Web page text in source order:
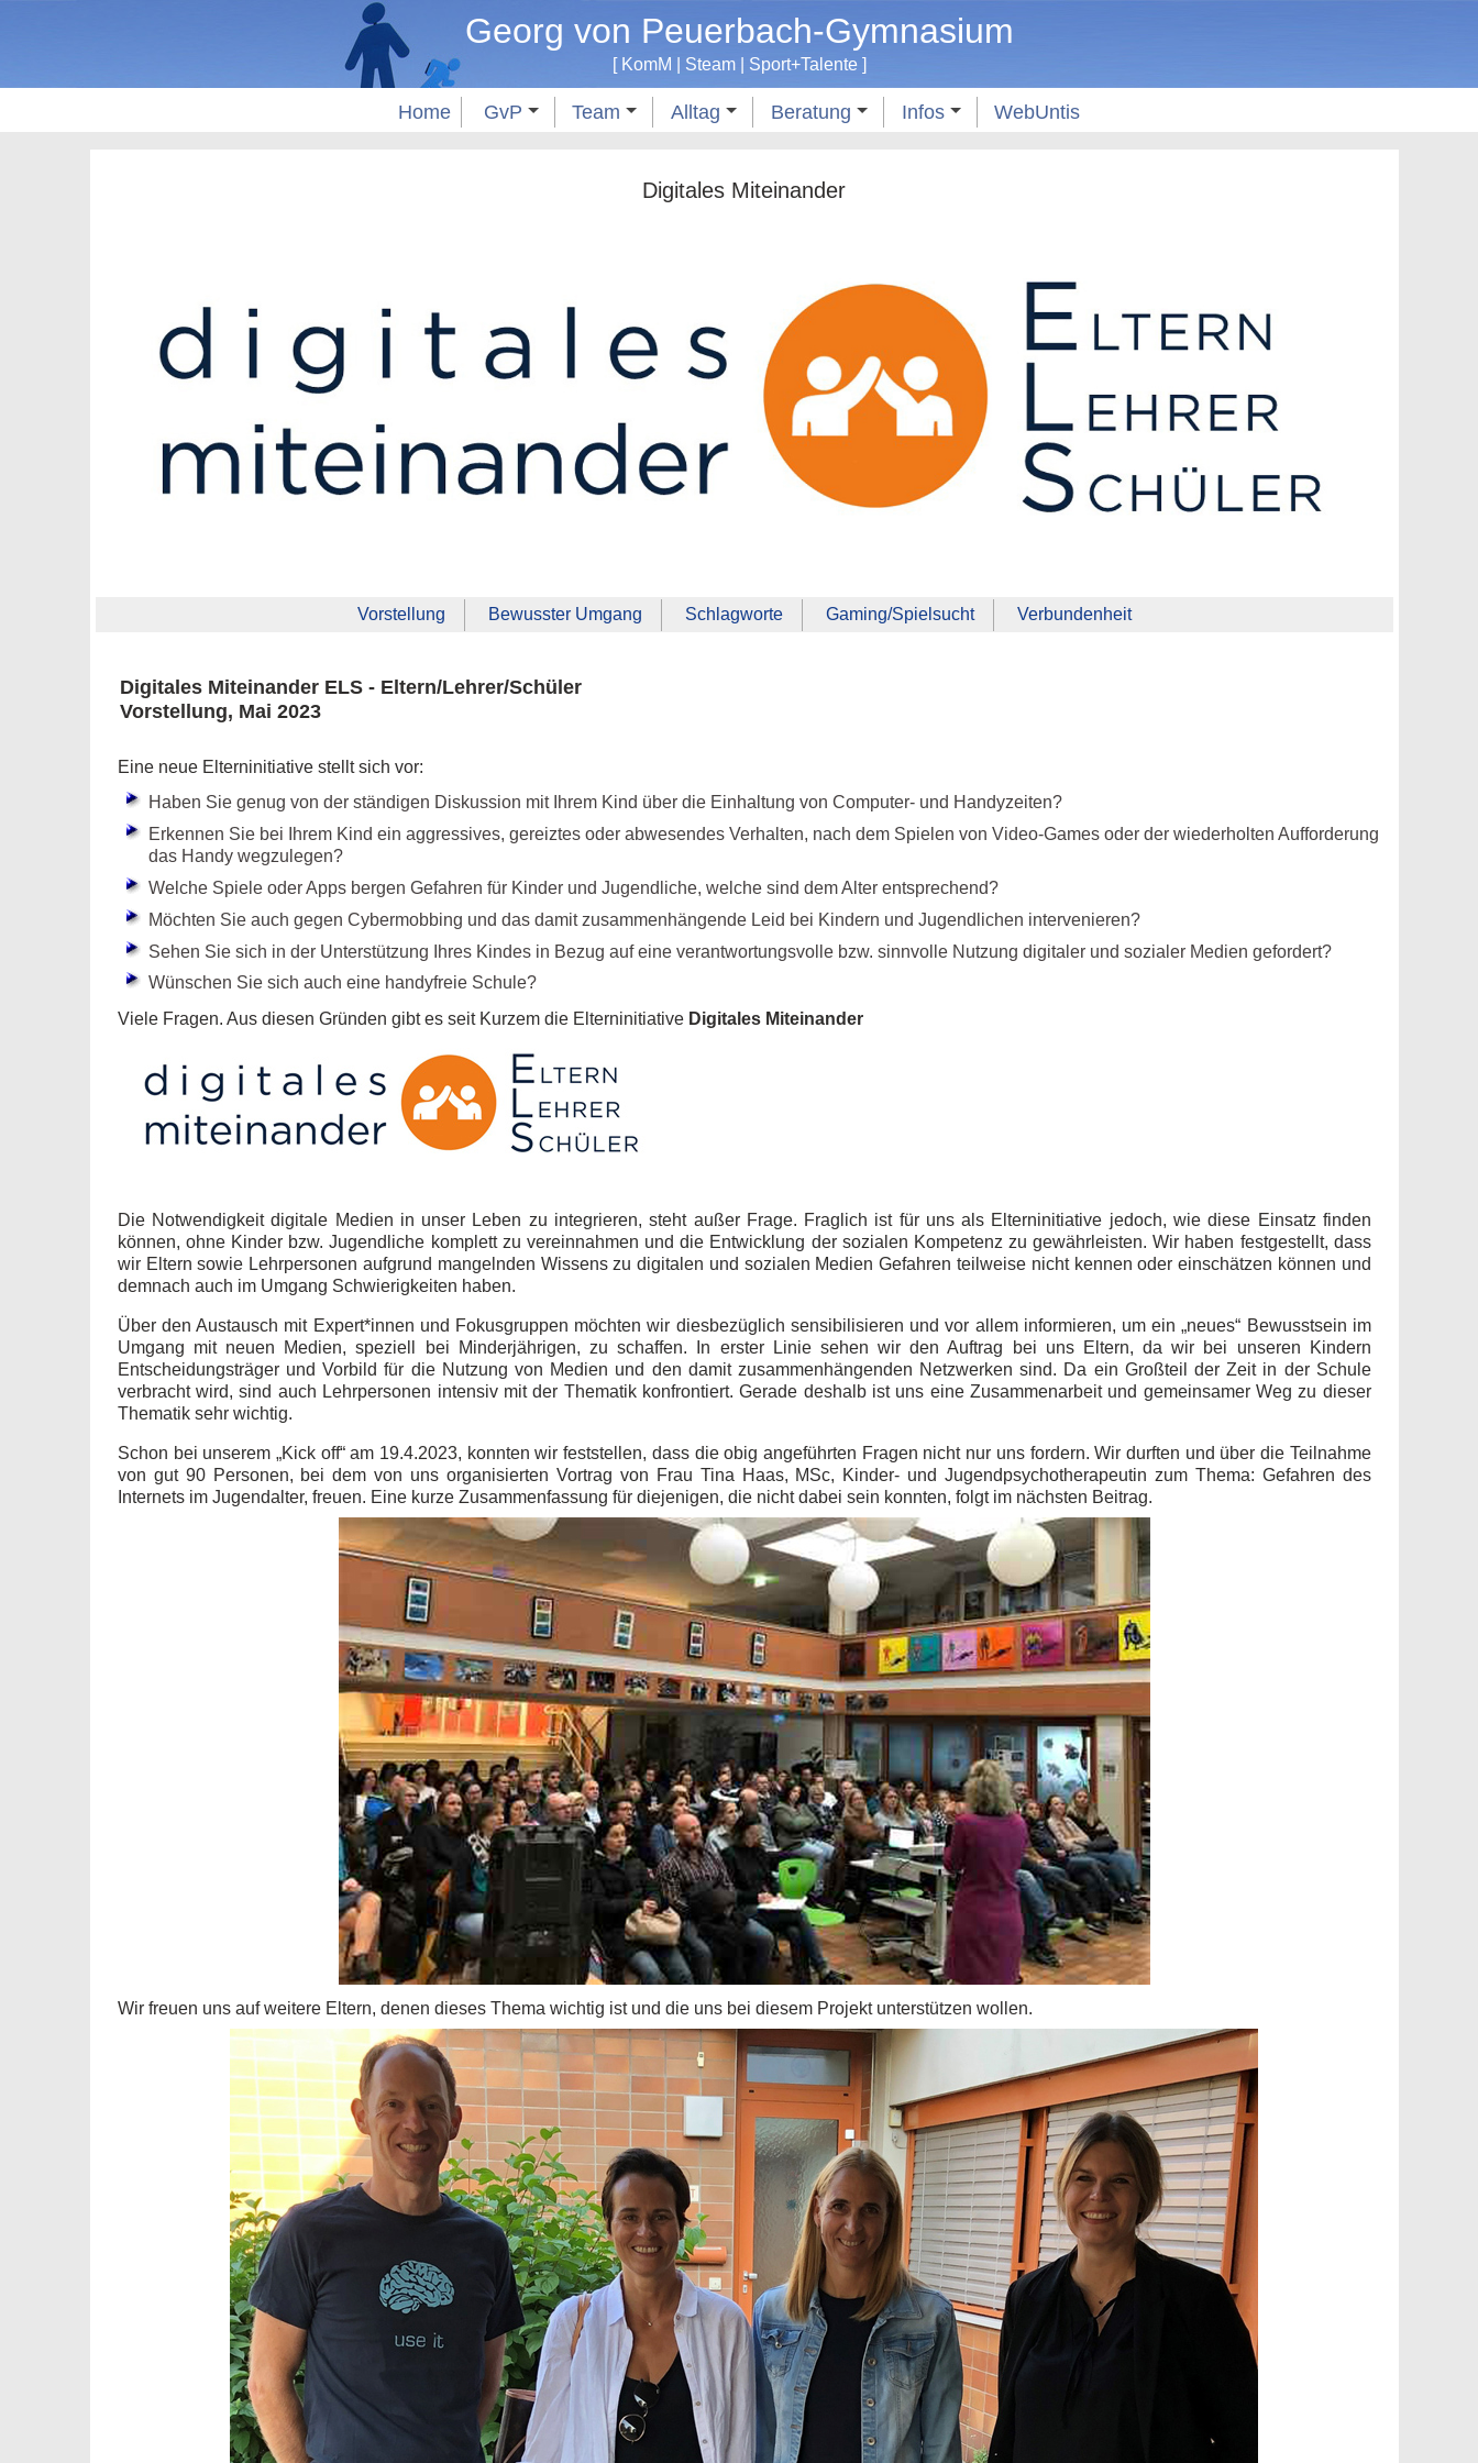
Georg von Peuerbach-Gymnasium
[ KomM Steam| Sport+Talente]
Home GvP Team Alltag Beratung Infos WebUntis
Digitales Miteinander
Vorstellung Bewusster Umgang Schlagworte Gaming/Spielsucht Verbundenheit
Digitales Miteinander ELS - Eltern/Lehrer/Schüler
Vorstellung, Mai 2023
Eine neue Elterninitiative stellt sich vor:
Haben Sie genug von der ständigen Diskussion mit Ihrem Kind über die Einhaltung von Computer- und Handyzeiten?
Erkennen Sie bei Ihrem Kind ein aggressives, gereiztes oder abwesendes Verhalten, nach dem Spielen von Video-Games oder der wiederholten Aufforderung
das Handy wegzulegen?
Welche Spiele oder Apps bergen Gefahren für Kinder und Jugendliche, welche sind dem Alter entsprechend?
Möchten Sie auch gegen Cybermobbing und das damit zusammenhängende Leid bei Kindern und Jugendlichen intervenieren?
Sehen Sie sich in der Unterstützung Ihres Kindes in Bezug auf eine verantwortungsvolle bzw. sinnvolle Nutzung digitaler und sozialer Medien gefordert?
Wünschen Sie sich auch eine handyfreie Schule?
Viele Fragen. Aus diesen Gründen gibt es seit Kurzem die Elterninitiative Digitales Miteinander
Die Notwendigkeit digitale Medien in unser Leben zu integrieren, steht außer Frage. Fraglich ist für uns als Elterninitiative jedoch, wie diese Einsatz finden
können, ohne Kinder bzw. Jugendliche komplett zu vereinnahmen und die Entwicklung der sozialen Kompetenz zu gewährleisten. Wir haben festgestellt, dass
wir Eltern sowie Lehrpersonen aufgrund mangelnden Wissens zu digitalen und sozialen Medien Gefahren teilweise nicht kennen oder einschätzen können und
demnach auch im Umgang Schwierigkeiten haben.
Über den Austausch mit Expert*innen und Fokusgruppen möchten wir diesbezüglich sensibilisieren und vor allem informieren, um ein „neues“ Bewusstsein im
Umgang mit neuen Medien, speziell bei Minderjährigen, zu schaffen. In erster Linie sehen wir den Auftrag bei uns Eltern, da wir bei unseren Kindern
Entscheidungsträger und Vorbild für die Nutzung von Medien und den damit zusammenhängenden Netzwerken sind. Da ein Großteil der Zeit in der Schule
verbracht wird, sind auch Lehrpersonen intensiv mit der Thematik konfrontiert. Gerade deshalb ist uns eine Zusammenarbeit und gemeinsamer Weg zu dieser
Thematik sehr wichtig.
Schon bei unserem „Kick off“ am 19.4.2023, konnten wir feststellen, dass die obig angeführten Fragen nicht nur uns fordern. Wir durften und über die Teilnahme
von gut 90 Personen, bei dem von uns organisierten Vortrag von Frau Tina Haas, MSc, Kinder- und Jugendpsychotherapeutin zum Thema: Gefahren des
Internets im Jugendalter, freuen. Eine kurze Zusammenfassung für diejenigen, die nicht dabei sein konnten, folgt im nächsten Beitrag.
Wir freuen uns auf weitere Eltern, denen dieses Thema wichtig ist und die uns bei diesem Projekt unterstützen wollen.